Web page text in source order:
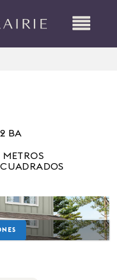
2 BA
METROS
CUADRADOS